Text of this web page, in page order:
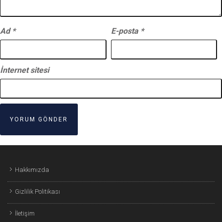
Ad * E-posta *
İnternet sitesi
Hakkımızda
Gizlilik Politikası
İletişim